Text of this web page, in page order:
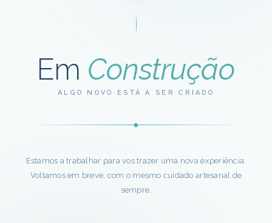
Em Construção
ALGO NOVO ESTÁ A SER CRIADO
Estamos a trabalhar para vos trazer uma nova experiência.
Voltamos em breve, com o mesmo cuidado artesanal de
sempre.